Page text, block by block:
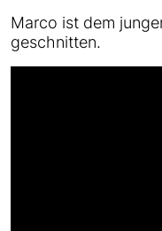
Marco ist dem
geschnitten.